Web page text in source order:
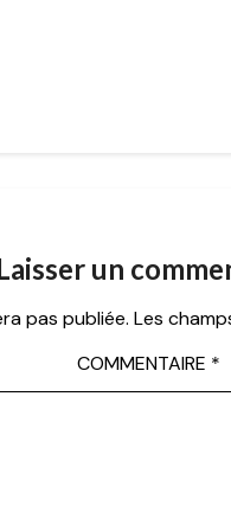
un
pas publiée. Les
COMMENTAIRE *